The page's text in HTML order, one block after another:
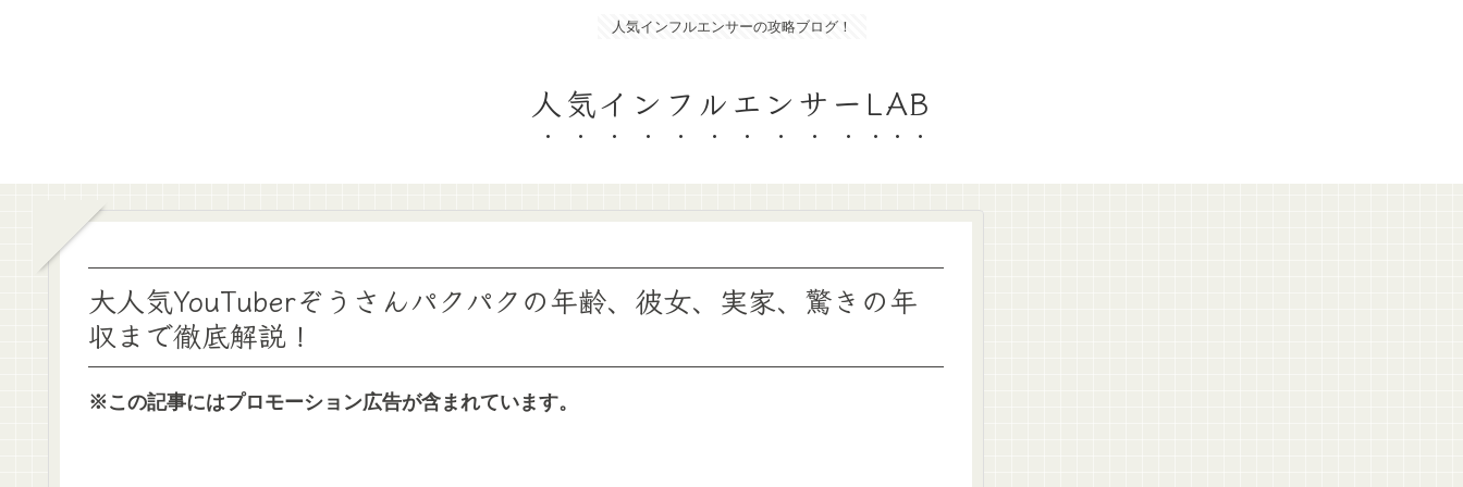
人気インフルエンサーの攻略ブログ！
人気インフルエンサーLAB
大人気YouTuberぞうさんパクパクの年齢、彼女、実家、驚きの年
収まで徹底解説！
※この記事にはプロモーション広告が含まれています。